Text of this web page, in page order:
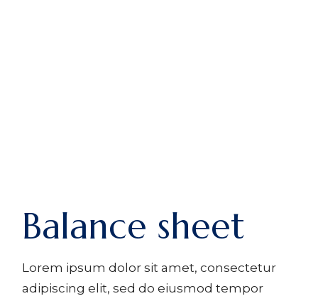
Balance sheet
Lorem ipsum dolor sit amet, consectetur
adipiscing elit, sed do eiusmod tempor